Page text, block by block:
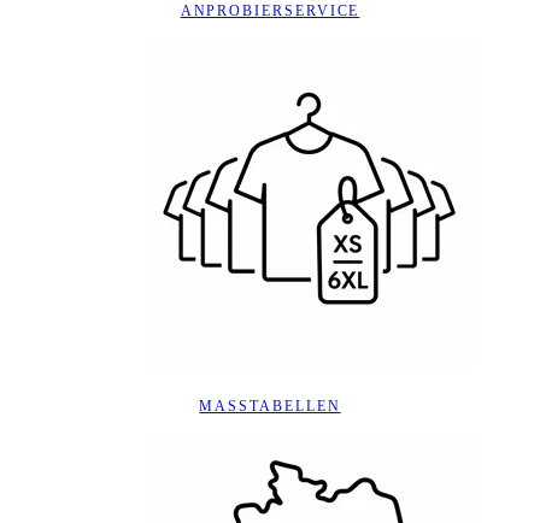
ANPROBIERSERVICE
MASSTABELLEN